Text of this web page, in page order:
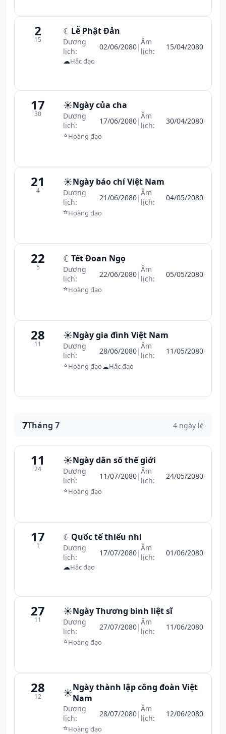
2
15
☾ Lễ Phật Đản
Dương
lịch:
02/06/2080|Âm
lịch:
15/04/2080
☁Hắc đạo
17
30
☀️Ngày của cha
Dương
lịch:
17/06/2080|Âm
lịch:
30/04/2080
⭐Hoàng đạo
21
4
☀️Ngày báo chí Việt Nam
Dương
lịch:
21/06/2080|Âm
lịch:
04/05/2080
⭐Hoàng đạo
22
5
☾ Tết Đoan Ngọ
Dương
lịch:
22/06/2080|Âm
lịch:
05/05/2080
⭐Hoàng đạo
28
11
☀️Ngày gia đình Việt Nam
Dương
lịch:
28/06/2080|Âm
lịch:
11/05/2080
⭐Hoàng đạo☁Hắc đạo
7Tháng 7 4 ngày lễ
11
24
☀️Ngày dân số thế giới
Dương
lịch:
11/07/2080|Âm
lịch:
24/05/2080
⭐Hoàng đạo
17
1
☾ Quốc tế thiếu nhi
Dương
lịch:
17/07/2080|Âm
lịch:
01/06/2080
☁Hắc đạo
27
11
☀️Ngày Thương binh liệt sĩ
Dương
lịch:
27/07/2080|Âm
lịch:
11/06/2080
⭐Hoàng đạo
28
12 ☀️Ngày thành lập công đoàn Việt
Nam
Dương
lịch:
28/07/2080|Âm
lịch:
12/06/2080
⭐Hoàng đạo